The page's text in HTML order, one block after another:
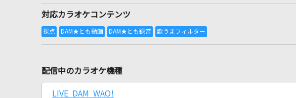
対応カラオケコンテンツ
配信中のカラオケ機種
LIVE DAM WAO!